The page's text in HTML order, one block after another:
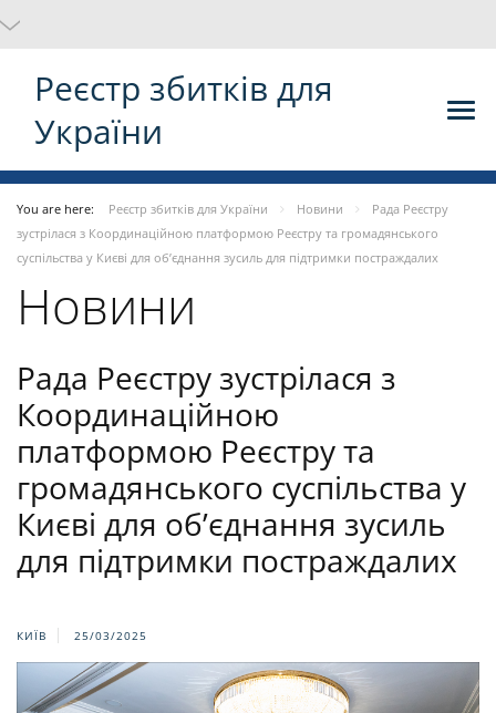
Реєстр збитків для
України
You are here: Реєстр збитків для України Новини
Рада Реєстру
зустрілася з Координаційною платформою Реєстру та громадянського
суспільства у Києві для об’єднання зусиль для підтримки постраждалих
Новини
Рада Реєстру зустрілася з
Координаційною
платформою Реєстру та
громадянського суспільства у
Києві для об’єднання зусиль
для підтримки постраждалих
КИЇВ 25/03/2025